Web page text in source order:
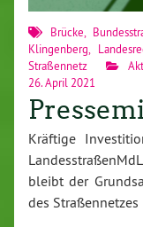
Brücke,
Klingenberg,
Straßennetz
26. April 2021
Kräftige
bleibt der
des